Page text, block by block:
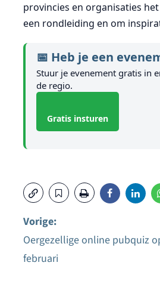
provincies en organisaties
een rondleiding en om
📅 Heb je een
Stuur je evenement gratis in
de regio.
Gratis insturen
Bericht
Vorige:
Oergezellige online pubquiz
februari